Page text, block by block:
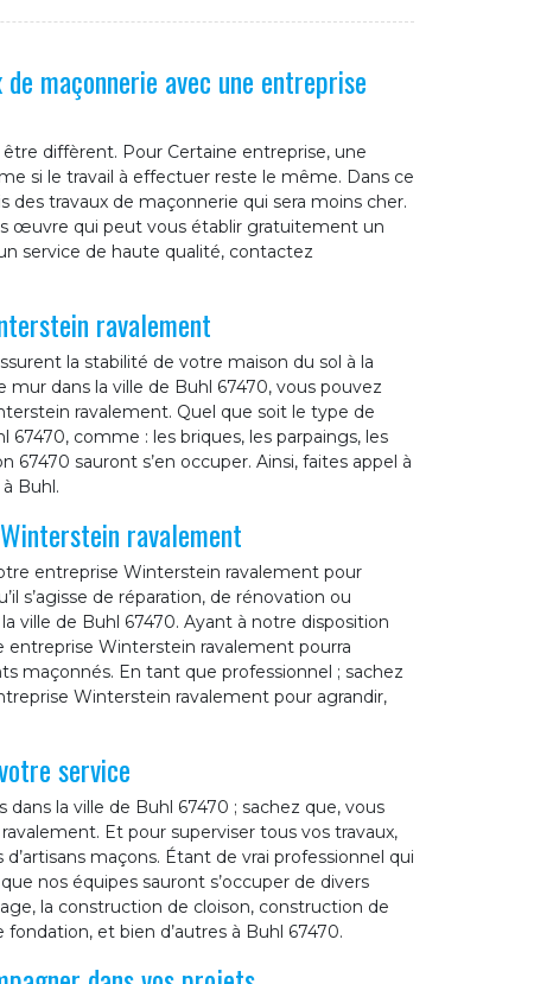
maçonnerie avec une entreprise
diffèrent. Pour Certaine entreprise, une
si le travail à effectuer reste le même. Dans ce
des travaux de maçonnerie qui sera moins cher.
œuvre qui peut vous établir gratuitement un
service de haute qualité, contactez
ravalement
la stabilité de votre maison du sol à la
dans la ville de Buhl 67470, vous pouvez
ravalement. Quel que soit le type de
comme : les briques, les parpaings, les
67470 sauront s’en occuper. Ainsi, faites appel à
Buhl.
ravalement
entreprise Winterstein ravalement pour
s’agisse de réparation, de rénovation ou
ville de Buhl 67470. Ayant à notre disposition
entreprise Winterstein ravalement pourra
maçonnés. En tant que professionnel ; sachez
Winterstein ravalement pour agrandir,
service
la ville de Buhl 67470 ; sachez que, vous
Et pour superviser tous vos travaux,
maçons. Étant de vrai professionnel qui
nos équipes sauront s’occuper de divers
la construction de cloison, construction de
et bien d’autres à Buhl 67470.